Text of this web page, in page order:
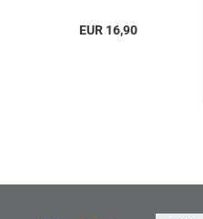
EUR 16,90